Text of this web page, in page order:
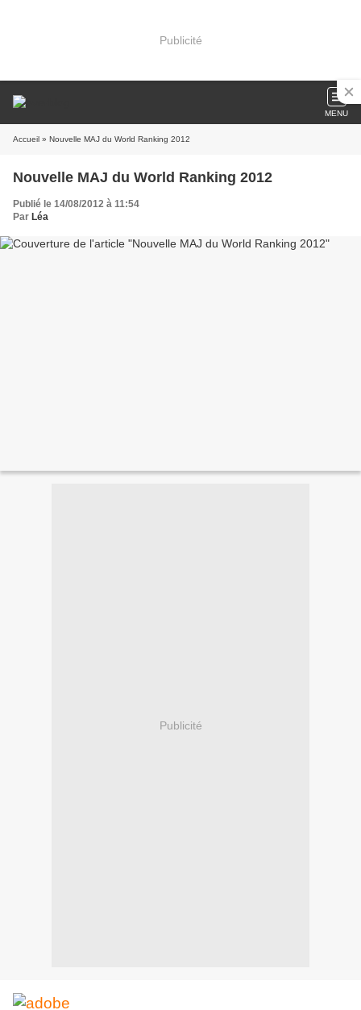
Publicité
MENU
Accueil » Nouvelle MAJ du World Ranking 2012
Nouvelle MAJ du World Ranking 2012
Publié le 14/08/2012 à 11:54
Par Léa
Publicité